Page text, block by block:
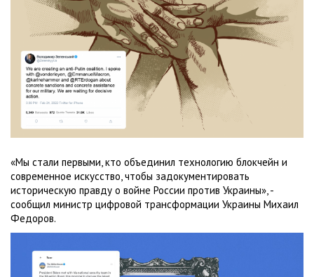
«Мы стали первыми, кто объединил технологию блокчейн и
современное искусство, чтобы задокументировать
историческую правду о войне России против Украины», -
сообщил министр цифровой трансформации Украины Михаил
Федоров.